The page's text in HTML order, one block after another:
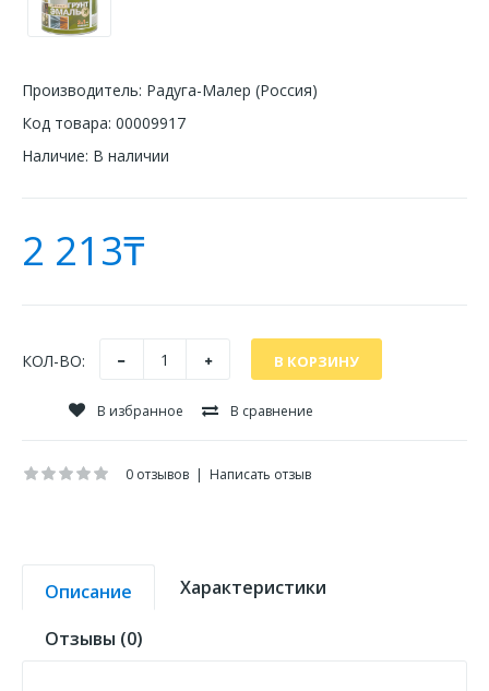
Производитель: Радуга-Малер (Россия)
Код товара: 00009917
Наличие: В наличии
2 213₸
КОЛ-ВО:
В избранное В сравнение
0 отзывов | Написать отзыв
Описание Характеристики
Отзывы (0)